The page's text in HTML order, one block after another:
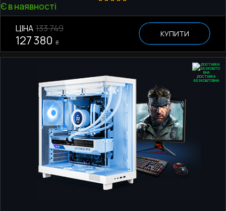
Є в наявності
ЦІНА 133 749
127 380 ₴
КУПИТИ
ДОСТАВКА
БЕЗКОШТОВНА